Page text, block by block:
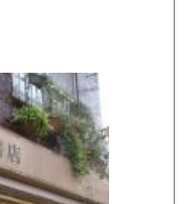
長崎県
大分県
鹿児島県